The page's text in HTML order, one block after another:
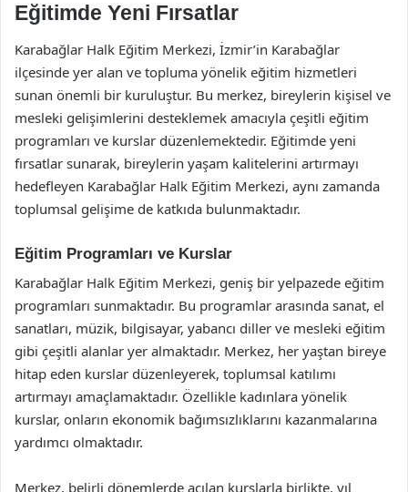
Eğitimde Yeni Fırsatlar
Karabağlar Halk Eğitim Merkezi, İzmir’in Karabağlar
ilçesinde yer alan ve topluma yönelik eğitim hizmetleri
sunan önemli bir kuruluştur. Bu merkez, bireylerin kişisel ve
mesleki gelişimlerini desteklemek amacıyla çeşitli eğitim
programları ve kurslar düzenlemektedir. Eğitimde yeni
fırsatlar sunarak, bireylerin yaşam kalitelerini artırmayı
hedefleyen Karabağlar Halk Eğitim Merkezi, aynı zamanda
toplumsal gelişime de katkıda bulunmaktadır.
Eğitim Programları ve Kurslar
Karabağlar Halk Eğitim Merkezi, geniş bir yelpazede eğitim
programları sunmaktadır. Bu programlar arasında sanat, el
sanatları, müzik, bilgisayar, yabancı diller ve mesleki eğitim
gibi çeşitli alanlar yer almaktadır. Merkez, her yaştan bireye
hitap eden kurslar düzenleyerek, toplumsal katılımı
artırmayı amaçlamaktadır. Özellikle kadınlara yönelik
kurslar, onların ekonomik bağımsızlıklarını kazanmalarına
yardımcı olmaktadır.
Merkez, belirli dönemlerde açılan kurslarla birlikte, yıl